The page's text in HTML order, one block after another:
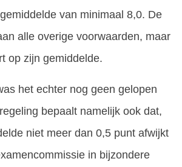
van minimaal 8,0. De
alle overige voorwaarden, maar
op zijn gemiddelde.
het echter nog geen gelopen
bepaalt namelijk ook dat,
niet meer dan 0,5 punt afwijkt
in bijzondere